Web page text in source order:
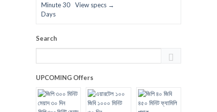
View specs →
Search
UPCOMING Offers